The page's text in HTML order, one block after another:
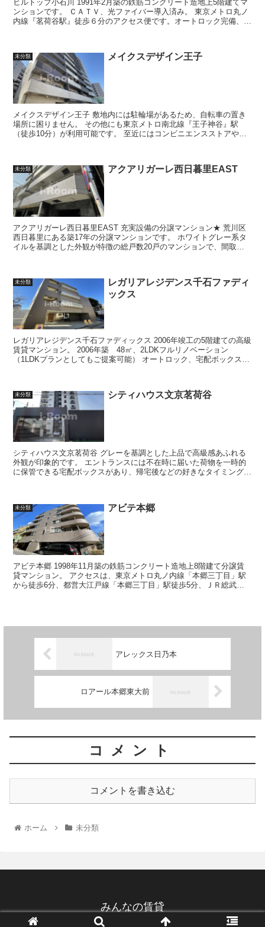
ヒルトップ小石川 1991年2月築の鉄筋コンクリート造地上5階建てマ
ンションです。 ＣＡＴＶ、光ファイバー導入済み。 東京メトロ丸ノ
内線『茗荷谷駅』徒歩６分のアクセス便です。オートロック完備、ペ
未分類 メイクスデザイン王子
メイクスデザイン王子 敷地内には駐輪場があるため、自転車の置き
場所に困りません。 その他にも東京メトロ南北線『王子神谷』駅
（徒歩10分）が利用可能です。 至近にはコンビニエンスストアやス
未分類 アクアリガーレ西日暮里EAST
アクアリガーレ西日暮里EAST 充実設備の分譲マンション★ 荒川区
西日暮里にある築17年の分譲マンションです。 ホワイトグレー系タ
イルを基調とした外観が特徴の総戸数20戸のマンションで、間取り
未分類
レガリアレジデンス千石ファディ
ックス
レガリアレジデンス千石ファディックス 2006年竣工の5階建ての高級
賃貸マンション。 2006年築 48㎡、2LDKフルリノベーション
（1LDKプランとしてもご提案可能） オートロック、宅配ボックス付
未分類 シティハウス文京茗荷谷
シティハウス文京茗荷谷 グレーを基調とした上品で高級感あふれる
外観が印象的です。 エントランスには不在時に届いた荷物を一時的
に保管できる宅配ボックスがあり、帰宅後などの好きなタイミングで
未分類 アビテ本郷
アビテ本郷 1998年11月築の鉄筋コンクリート造地上8階建て分譲賃
貸マンション。 アクセスは、東京メトロ丸ノ内線「本郷三丁目」駅
から徒歩6分、都営大江戸線「本郷三丁目」駅徒歩5分、ＪＲ総武・
アレックス日乃本
ロアール本郷東大前
コメント
コメントを書き込む
ホーム 未分類
みんなの賃貸
© 2022 みんなの賃貸.